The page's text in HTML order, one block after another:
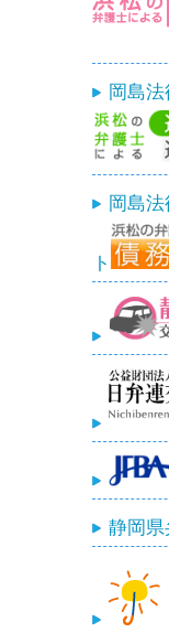
岡島
岡島
ト
静岡県